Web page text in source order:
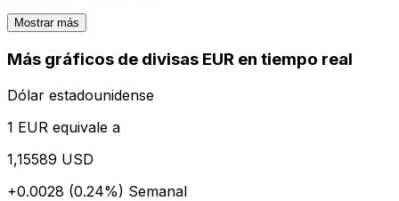
Mostrar más
Más gráficos de divisas EUR en tiempo real
Dólar estadounidense
1 EUR equivale a
1,15589 USD
+0.0028 (0.24%) Semanal